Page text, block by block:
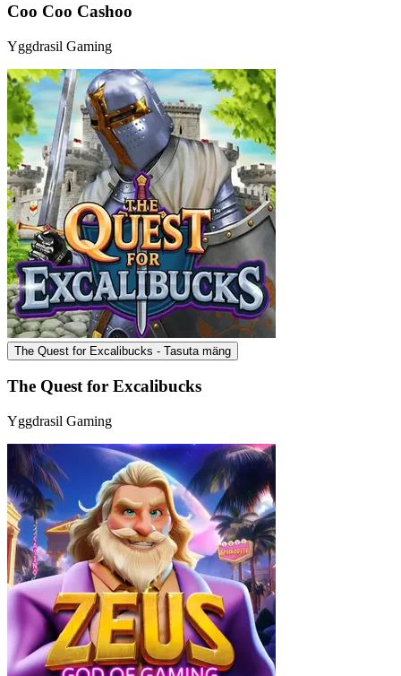
Coo Coo Cashoo
Yggdrasil Gaming
The Quest for Excalibucks - Tasuta mäng
The Quest for Excalibucks
Yggdrasil Gaming